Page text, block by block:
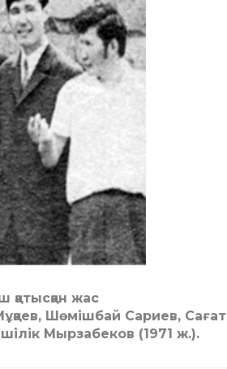
жас
Шөмішбай Сариев, Сағат
Мырзабеков (1971 ж.).